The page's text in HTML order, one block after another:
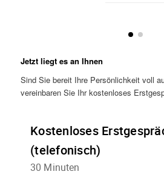
Jetzt liegt es an Ihnen
Sind Sie bereit Ihre Persönlichkeit voll
vereinbaren Sie Ihr kostenloses